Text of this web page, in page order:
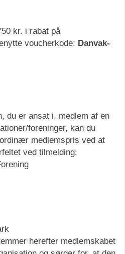
kr. i rabat på
voucherkode: Danvak-
du er ansat i, medlem af en
foreninger, kan du
medlemspris ved at
ved tilmelding:
herefter medlemskabet